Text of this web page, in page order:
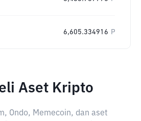
6,605.334916 P
Aset Kripto
Ondo, Memecoin, dan aset